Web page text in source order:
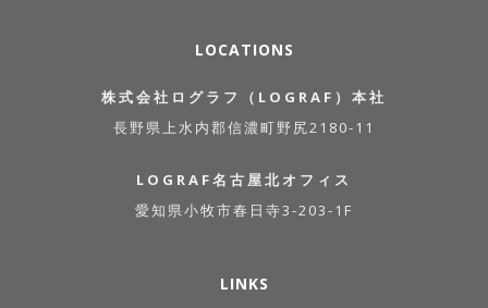
LOCATIONS
株式会社ログラフ（LOGRAF）本社
長野県上水内郡信濃町野尻2180-11
LOGRAF名古屋北オフィス
愛知県小牧市春日寺3-203-1F
LINKS